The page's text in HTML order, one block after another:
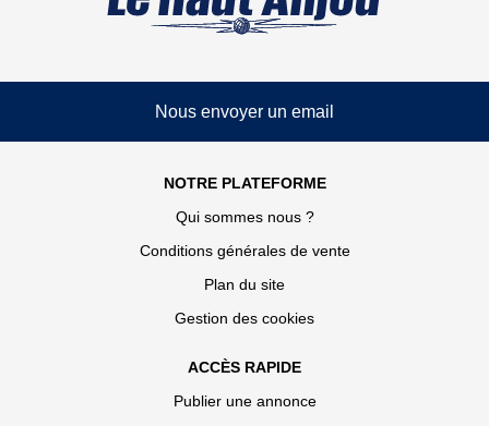
Nous envoyer un email
NOTRE PLATEFORME
Qui sommes nous ?
Conditions générales de vente
Plan du site
Gestion des cookies
ACCÈS RAPIDE
Publier une annonce